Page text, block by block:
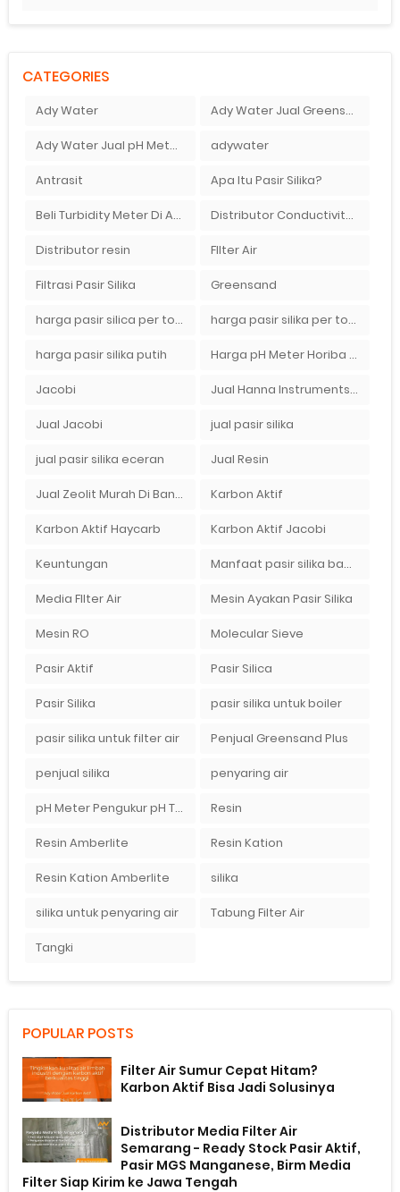
CATEGORIES
Ady Water Ady Water Jual Greensand plus
Ady Water Jual pH Meter Murah Bandung adywater
Antrasit Apa Itu Pasir Silika?
Beli Turbidity Meter Di Ady Water Distributor Conductivity Meter Di Surabaya
Distributor resin FIlter Air
Filtrasi Pasir Silika Greensand
harga pasir silica per ton per kg harga pasir silika per ton per kg
harga pasir silika putih Harga pH Meter Horiba LAQUAact PH110 Di Surabaya
Jacobi Jual Hanna Instruments HI9124 dan HI9126 Di Balikpapan
Jual Jacobi jual pasir silika
jual pasir silika eceran Jual Resin
Jual Zeolit Murah Di Bandung Timur Karbon Aktif
Karbon Aktif Haycarb Karbon Aktif Jacobi
Keuntungan Manfaat pasir silika bagi kehidupan
Media FIlter Air Mesin Ayakan Pasir Silika
Mesin RO Molecular Sieve
Pasir Aktif Pasir Silica
Pasir Silika pasir silika untuk boiler
pasir silika untuk filter air Penjual Greensand Plus
penjual silika penyaring air
pH Meter Pengukur pH Tanah Ionix pH 10 Resin
Resin Amberlite Resin Kation
Resin Kation Amberlite silika
silika untuk penyaring air Tabung Filter Air
Tangki
POPULAR POSTS
Filter Air Sumur Cepat Hitam?
Karbon Aktif Bisa Jadi Solusinya
Distributor Media Filter Air
Semarang - Ready Stock Pasir Aktif,
Pasir MGS Manganese, Birm Media
Filter Siap Kirim ke Jawa Tengah